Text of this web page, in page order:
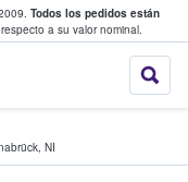
Todos los pedidos están
a su valor nominal.
StubHub:
fans
, NI